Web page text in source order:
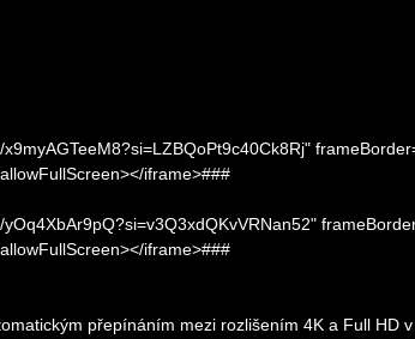
iframe>###
iframe>###
přepínáním mezi rozlišením 4K a Full HD v